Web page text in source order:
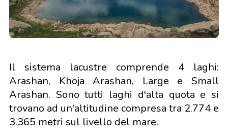
Il sistema lacustre comprende 4 laghi:
Arashan, Khoja Arashan, Large e Small
Arashan. Sono tutti laghi d'alta quota e si
trovano ad un'altitudine compresa tra 2.774 e
3.365 metri sul livello del mare.